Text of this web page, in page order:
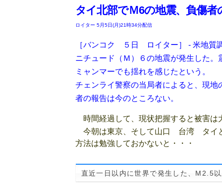
タイ北部でＭ6の地震、負傷者
ロイター 5月5日(月)21時34分配信
［バンコク ５日 ロイター］ - 米地質
ニチュード（Ｍ）６の地震が発生した
ミャンマーでも揺れを感じたという。
チェンライ警察の当局者によると、現
者の報告は今のところない。
時間経過して、現状把握すると被害は
今朝は東京、そして山口 台湾 タイと
方法は勉強しておかないと・・・
直近一日以内に世界で発生した、M2.5